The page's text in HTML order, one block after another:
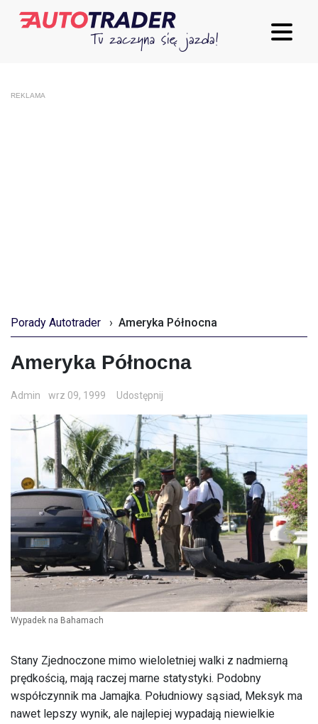
REKLAMA
Porady Autotrader › Ameryka Północna
Ameryka Północna
Admin wrz 09, 1999 Udostępnij
Wypadek na Bahamach
Stany Zjednoczone mimo wieloletniej walki z nadmierną
prędkością, mają raczej marne statystyki. Podobny
współczynnik ma Jamajka. Południowy sąsiad, Meksyk ma
nawet lepszy wynik, ale najlepiej wypadają niewielkie